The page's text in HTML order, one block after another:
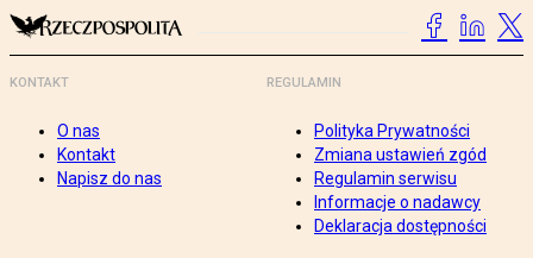
KONTAKT
O nas
Kontakt
Napisz do nas
REGULAMIN
Polityka Prywatności
Zmiana ustawień zgód
Regulamin serwisu
Informacje o nadawcy
Deklaracja dostępności